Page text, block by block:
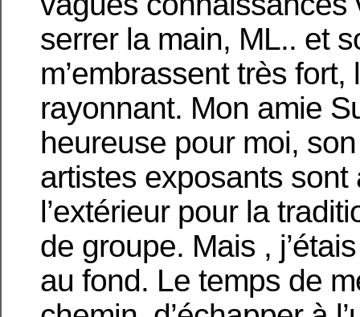
serrer la main, ML.. et
m’embrassent très fort,
rayonnant. Mon amie
heureuse pour moi,
artistes exposants sont
l’extérieur pour la
de groupe. Mais ,
au fond. Le temps de